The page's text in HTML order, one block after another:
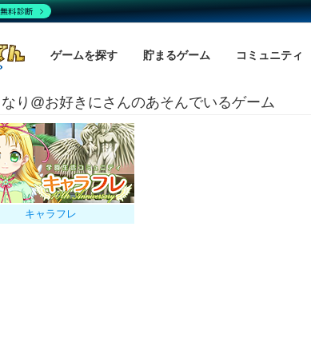
ゲームを探す 貯まるゲーム コミュニティ
なり@お好きにさんのあそんでいるゲーム
キャラフレ
無料診断